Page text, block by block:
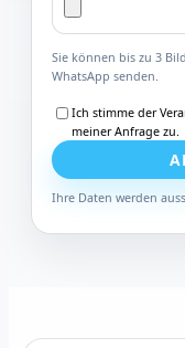
Sie können bis zu 3
WhatsApp senden.
Ich stimme der
meiner Anfrage zu.
Ihre Daten werden